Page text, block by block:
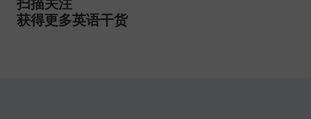
获得更多英语干货